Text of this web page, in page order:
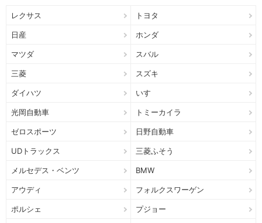
レクサス トヨタ
日産 ホンダ
マツダ スバル
三菱 スズキ
ダイハツ いすゞ
光岡自動車 トミーカイラ
ゼロスポーツ 日野自動車
UDトラックス 三菱ふそう
メルセデス・ベンツ BMW
アウディ フォルクスワーゲン
ポルシェ プジョー